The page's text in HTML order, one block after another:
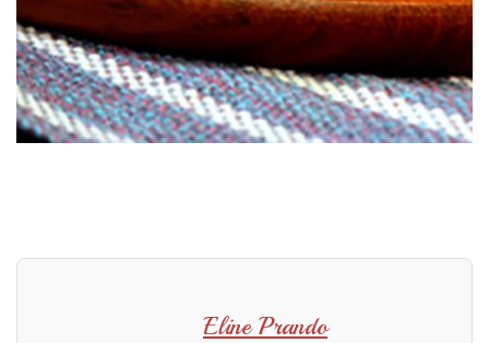
Eline Prando